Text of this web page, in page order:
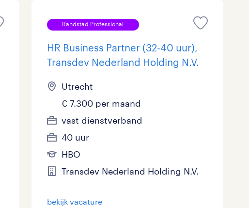
Commercieel / Verkoop
Horeca / Catering
Marketing & Communicatie
Ondersteunend onderwijs 0
37 - 40+ uur 1
Randstad Professional
HR Business Partner (32-40 uur),
Transdev Nederland Holding N.V.
Utrecht
€ 7.300 per maand
vast dienstverband
40 uur
HBO
Transdev Nederland Holding N.V.
bekijk vacature